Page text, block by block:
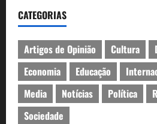
CATEGORIAS
Artigos de Opinião Cultura
Economia
Educação
Media
Notícias Política
Sociedade